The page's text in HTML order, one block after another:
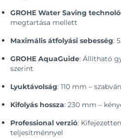
GROHE Water Saving
megtartása mellett
Maximális átfolyási sebesség:
GROHE AquaGuide: Állítható
szerint
Lyuktávolság: 110 mm –
Kifolyás hossza: 230 mm –
Professional verzió:
teljesítménnyel